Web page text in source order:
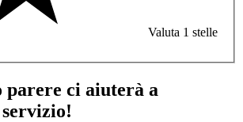
Valuta 1 stelle
parere ci aiuterà a